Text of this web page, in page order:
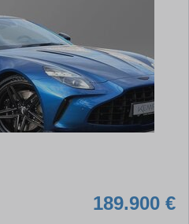
189.900 €